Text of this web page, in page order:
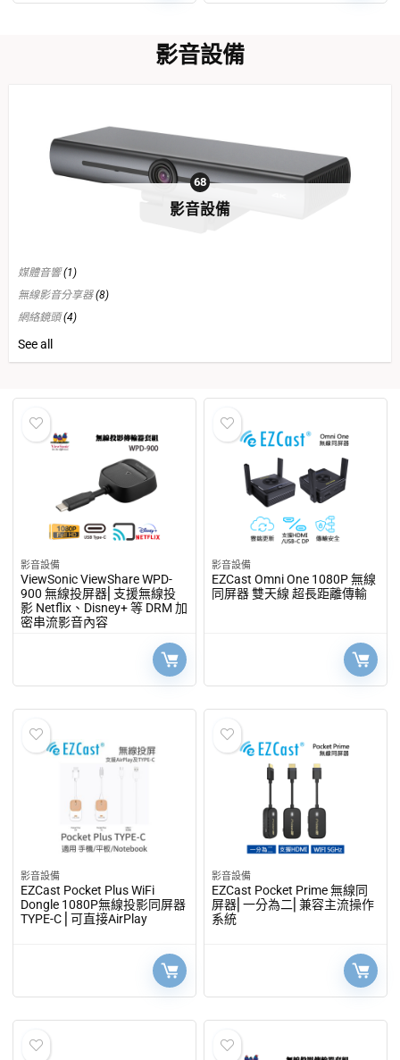
影音設備
影音設備
68
媒體音響(1)
無線影音分享器(8)
網絡鏡頭(4)
電子設備
See all
影音設備
ViewSonic ViewShare WPD-
900 無線投屏器⎜支援無線投
影 Netflix、Disney+ 等 DRM 加
密串流影音內容
影音設備
EZCast Omni One 1080P 無線
同屏器 雙天線 超長距離傳輸
影音設備
EZCast Pocket Plus WiFi
Dongle 1080P無線投影同屏器
TYPE-C ⎜可直接AirPlay
影音設備
EZCast Pocket Prime 無線同
屏器⎜一分為二⎜兼容主流操作
系統